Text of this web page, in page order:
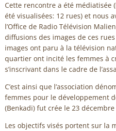
Cette rencontre a été médiatisée
été visualisées: 12 rues) et nous
l’Office de Radio Télévision
diffusions des images de ces
images ont paru à la télévision
quartier ont incité les femmes à
s’inscrivant dans le cadre de
C’est ainsi que l’association
femmes pour le développement
(Benkadi) fut crée le 23 décembre
Les objectifs visés portent sur la